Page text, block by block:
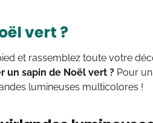
vert ?
et rassemblez toute votre
un sapin de Noël vert ? Pour
lumineuses multicolores !